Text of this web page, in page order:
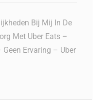
Bij Mij In De
Met Uber Eats –
Ervaring – Uber